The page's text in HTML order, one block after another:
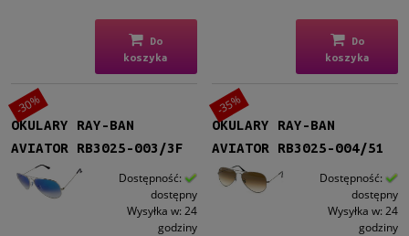
Do
koszyka
Do
koszyka
OKULARY RAY-BAN
AVIATOR RB3025-003/3F
Dostępność:
dostępny
Wysyłka w: 24
godziny
-30%
OKULARY RAY-BAN
AVIATOR RB3025-004/51
Dostępność:
dostępny
Wysyłka w: 24
godziny
-35%